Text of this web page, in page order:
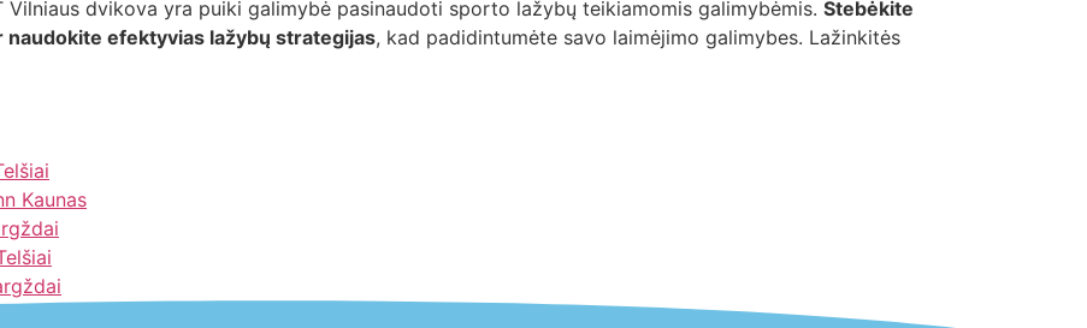
Vilniaus dvikova yra puiki galimybė pasinaudoti sporto lažybų teikiamomis galimybėmis. Stebėkite
efektyvias lažybų strategijas, kad padidintumėte savo laimėjimo galimybes. Lažinkitės
Kaunas